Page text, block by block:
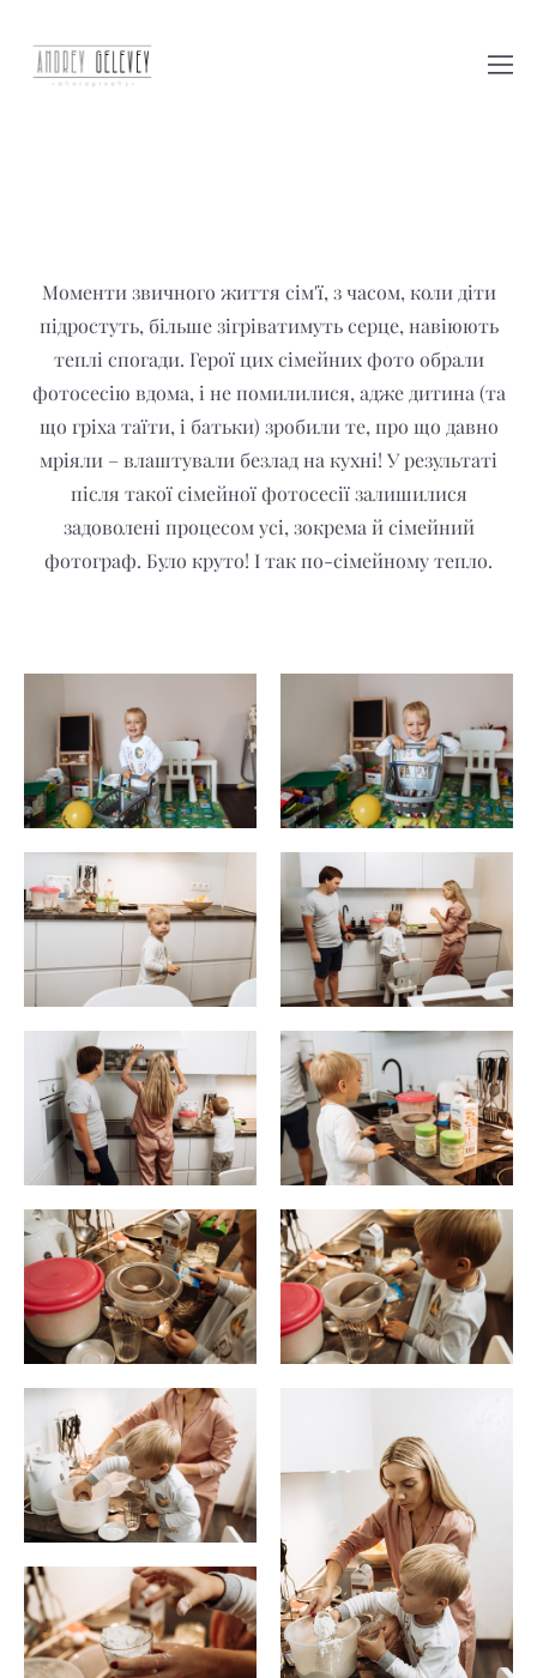
Моменти звичного життя сім'ї, з часом, коли діти
підростуть, більше зігріватимуть серце, навіюють
теплі спогади. Герої цих сімейних фото обрали
фотосесію вдома, і не помилилися, адже дитина (та
що гріха таїти, і батьки) зробили те, про що давно
мріяли – влаштували безлад на кухні! У результаті
після такої сімейної фотосесії залишилися
задоволені процесом усі, зокрема й сімейний
фотограф. Було круто! І так по-сімейному тепло.